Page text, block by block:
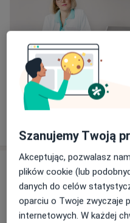
zagranicznych.
Była uczestnikiem wielu
międzynarodowych.
doskonali biorąc udział
Włada kilkoma językami
Zobacz galerię (3)
Usługi i ceny
Konsultacja neurologiczna
Od 250 zł Szczegóły
Szanujemy Twoją
Akceptując, pozwalasz
plików cookie (lub
danych do celów
oparciu o Twoje zwyczaje
internetowych. W każdej